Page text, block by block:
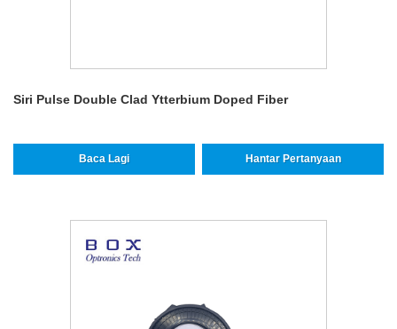
Siri Pulse Double Clad Ytterbium Doped Fiber
Baca Lagi Hantar Pertanyaan